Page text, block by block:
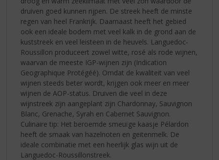
druiven goed kunnen rijpen. De streek heeft de minste
regen van heel Frankrijk. Daarnaast heeft het gebied
ook een ideale bodem met veel kalk in de grond aan de
kuststreek en veel leisteen in de heuvels. Languedoc-
Roussillon produceert zowel witte, rosé als rode wijnen,
waarvan de meeste IGP-wijnen zijn (Indication
Geographique Protégéé). Omdat de kwaliteit van veel
wijnen steeds beter wordt, krijgen ook meer en meer
wijnen de AOP-status. Druiven die veel in deze
wijnstreek zijn aangeplant zijn Chardonnay, Sauvignon
Blanc, Grenache, Syrah en Cabernet Sauvignon.
Culinaire tip: Het beroemde smeuïge kaasje Pélardon
heeft de smaak van hazelnoten en geitenmelk. De
ideale combinatie met een heerlijk glas wijn uit de
Languedoc-Roussillonstreek.